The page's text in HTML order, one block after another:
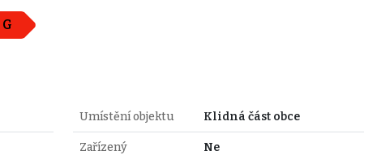
G
Umístění objektu Klidná část obce
Zařízený Ne